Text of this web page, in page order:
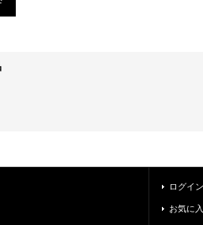
ログイン
お気に